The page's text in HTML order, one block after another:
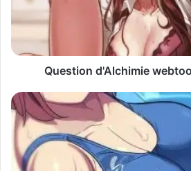
d
r
e
s
E
m
a
Question d'Alchimie